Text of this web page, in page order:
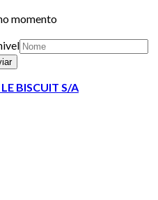
momento
BISCUIT S/A